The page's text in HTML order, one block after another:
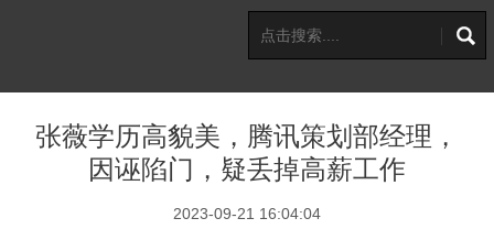
张薇学历高貌美，腾讯策划部经理，
因诬陷门，疑丢掉高薪工作
2023-09-21 16:04:04